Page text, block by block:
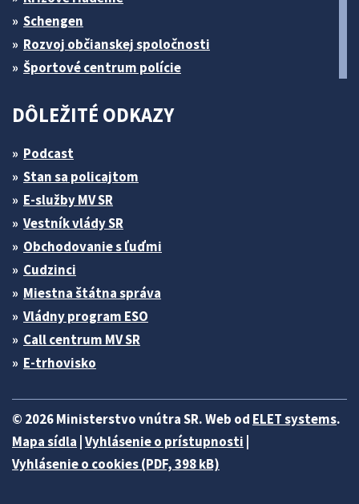
Schengen
Rozvoj občianskej spoločnosti
Športové centrum polície
DÔLEŽITÉ ODKAZY
Podcast
Stan sa policajtom
E-služby MV SR
Vestník vlády SR
Obchodovanie s ľuďmi
Cudzinci
Miestna štátna správa
Vládny program ESO
Call centrum MV SR
E-trhovisko
© 2026 Ministerstvo vnútra SR. Web od ELET systems.
Mapa sídla |Vyhlásenie o prístupnosti |
Vyhlásenie o cookies (PDF, 398 kB)